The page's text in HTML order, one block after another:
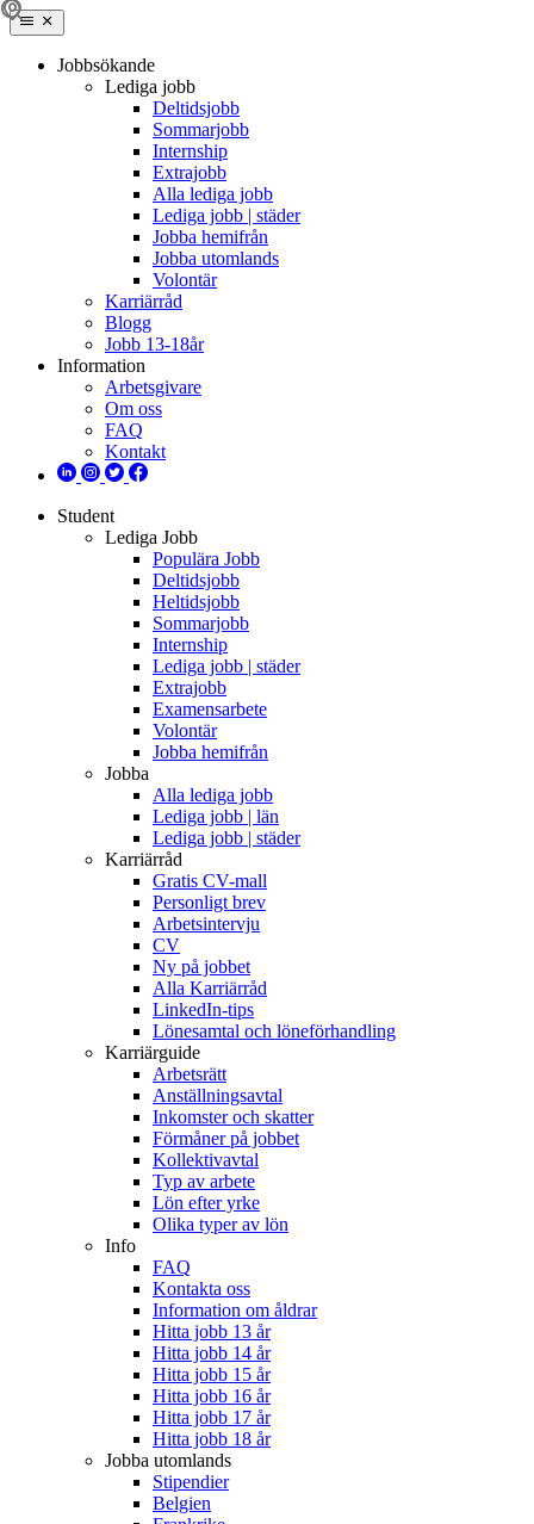
Jobbsökande
Lediga jobb
Deltidsjobb
Sommarjobb
Internship
Extrajobb
Alla lediga jobb
Lediga jobb | städer
Jobba hemifrån
Jobba utomlands
Volontär
Karriärråd
Blogg
Jobb 13-18år
Information
Arbetsgivare
Om oss
FAQ
Kontakt
Student
Lediga Jobb
Populära Jobb
Deltidsjobb
Heltidsjobb
Sommarjobb
Internship
Lediga jobb | städer
Extrajobb
Examensarbete
Volontär
Jobba hemifrån
Jobba
Alla lediga jobb
Lediga jobb | län
Lediga jobb | städer
Karriärråd
Gratis CV-mall
Personligt brev
Arbetsintervju
CV
Ny på jobbet
Alla Karriärråd
LinkedIn-tips
Lönesamtal och löneförhandling
Karriärguide
Arbetsrätt
Anställningsavtal
Inkomster och skatter
Förmåner på jobbet
Kollektivavtal
Typ av arbete
Lön efter yrke
Olika typer av lön
Info
FAQ
Kontakta oss
Information om åldrar
Hitta jobb 13 år
Hitta jobb 14 år
Hitta jobb 15 år
Hitta jobb 16 år
Hitta jobb 17 år
Hitta jobb 18 år
Jobba utomlands
Stipendier
Belgien